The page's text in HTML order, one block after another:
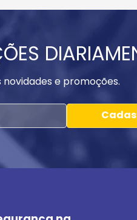
e promoções.